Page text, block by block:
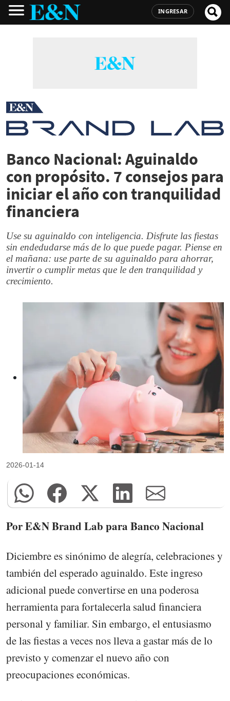
INGRESAR
Banco Nacional: Aguinaldo
con propósito. 7 consejos para
iniciar el año con tranquilidad
financiera
Use su aguinaldo con inteligencia. Disfrute las fiestas
sin endedudarse más de lo que puede pagar. Piense en
el mañana: use parte de su aguinaldo para ahorrar,
invertir o cumplir metas que le den tranquilidad y
crecimiento.
2026-01-14
Por E&N Brand Lab para Banco Nacional
Diciembre es sinónimo de alegría, celebraciones y
también del esperado aguinaldo. Este ingreso
adicional puede convertirse en una poderosa
herramienta para fortalecerla salud financiera
personal y familiar. Sin embargo, el entusiasmo
de las fiestas a veces nos lleva a gastar más de lo
previsto y comenzar el nuevo año con
preocupaciones económicas.